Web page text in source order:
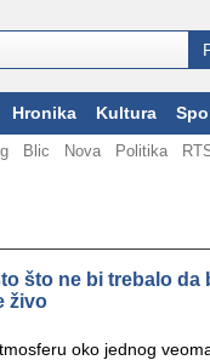
Hronika Kultura
Blic Nova Politika
što ne bi trebalo da
živo
oko jednog